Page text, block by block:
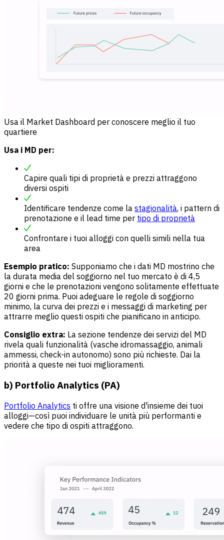
Usa il Market Dashboard per conoscere meglio il tuo
quartiere
Usa i MD per:
Capire quali tipi di proprietà e prezzi attraggono
diversi ospiti
Identificare tendenze come la stagionalità, i pattern di
prenotazione e il lead time per tipo di proprietà
Confrontare i tuoi alloggi con quelli simili nella tua
area
Esempio pratico: Supponiamo che i dati MD mostrino che
la durata media del soggiorno nel tuo mercato è di 4,5
giorni e che le prenotazioni vengono solitamente effettuate
20 giorni prima. Puoi adeguare le regole di soggiorno
minimo, la curva dei prezzi e i messaggi di marketing per
attrarre meglio questi ospiti che pianificano in anticipo.
Consiglio extra: La sezione tendenze dei servizi del MD
rivela quali funzionalità (vasche idromassaggio, animali
ammessi, check-in autonomo) sono più richieste. Dai la
priorità a queste nei tuoi miglioramenti.
b) Portfolio Analytics (PA)
Portfolio Analytics ti offre una visione d'insieme dei tuoi
alloggi—così puoi individuare le unità più performanti e
vedere che tipo di ospiti attraggono.